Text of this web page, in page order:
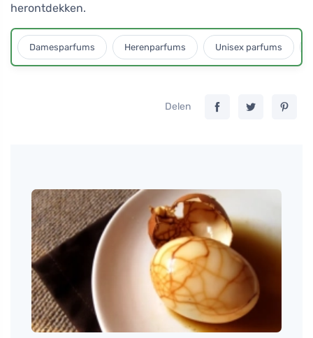
herontdekken.
Damesparfums Herenparfums Unisex parfums
Delen